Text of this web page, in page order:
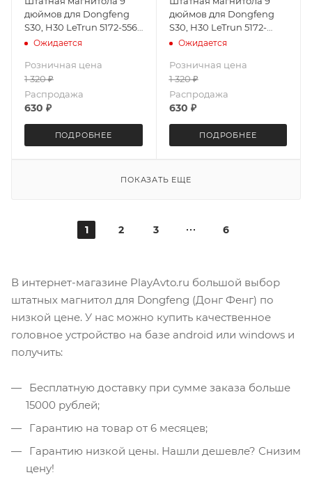
дюймов для Dongfeng
S30, H30 LeTrun 5172-5561
XY Android 10 8227L 2+32
Ожидается
Розничная цена
1 320₽
Распродажа
630 ₽
ПОДРОБНЕЕ
дюймов для Dongfeng
S30, H30 LeTrun 5172-
5560 XY Android 9.x 8227L
Ожидается
Розничная цена
1 320₽
Распродажа
630 ₽
ПОДРОБНЕЕ
ПОКАЗАТЬ ЕЩЕ
1 2 3 6
В интернет-магазине PlayAvto.ru большой выбор
штатных магнитол для Dongfeng (Донг Фенг) по
низкой цене. У нас можно купить качественное
головное устройство на базе android или windows и
получить:
Бесплатную доставку при сумме заказа больше
15000 рублей;
Гарантию на товар от 6 месяцев;
Гарантию низкой цены. Нашли дешевле? Снизим
цену!